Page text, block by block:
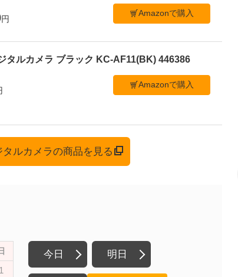
円
Amazonで購入
タルカメラ ブラック KC-AF11(BK) 446386
Amazonで購入
ルカメラの商品を見る
今日 明日